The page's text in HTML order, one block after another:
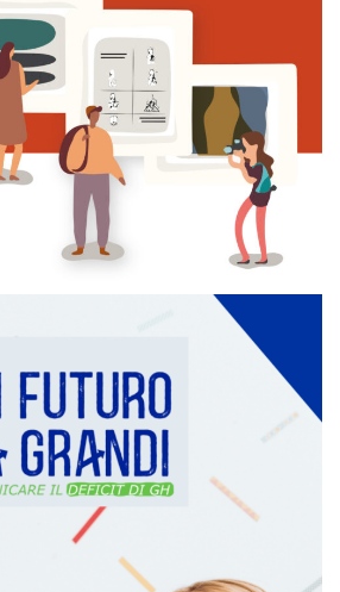
PEOPLE IN MIND
UN FUTURO DA GRANDI